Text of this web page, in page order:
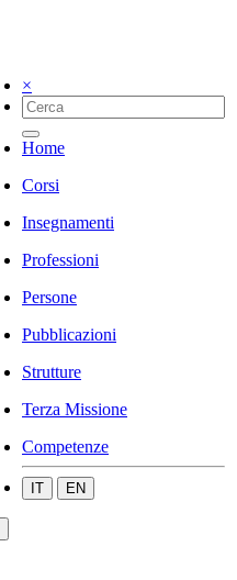
×
Home
Corsi
Insegnamenti
Professioni
Persone
Pubblicazioni
Strutture
Terza Missione
Competenze
IT EN